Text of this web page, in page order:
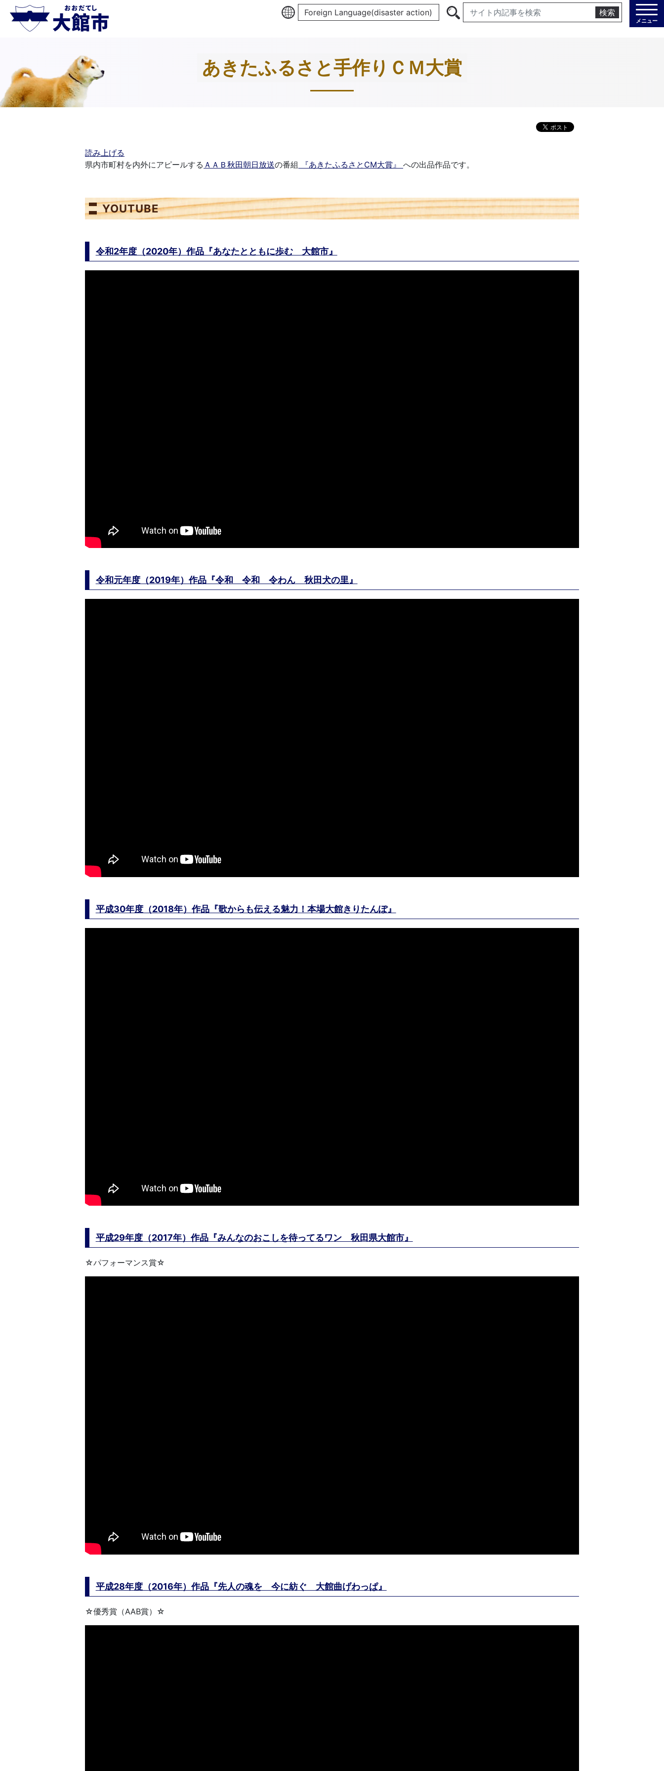
Foreign Language(disaster action) 検索
メニュー
あきたふるさと手作りＣＭ大賞
読み上げる
県内市町村を内外にアピールする ＡＡＢ秋田朝日放送の番組 『あきたふるさとCM大賞』 への出品作品です。
YOUTUBE
令和2年度（2020年）作品『あなたとともに歩む 大館市』
令和元年度（2019年）作品『令和 令和 令わん 秋田犬の里』
平成30年度（2018年）作品『歌からも伝える魅力！本場大館きりたんぽ』
平成29年度（2017年）作品『みんなのおこしを待ってるワン 秋田県大館市』
☆パフォーマンス賞☆
平成28年度（2016年）作品『先人の魂を 今に紡ぐ 大館曲げわっぱ』
☆優秀賞（AAB賞）☆